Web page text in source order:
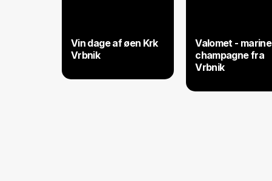
Vin dage af øen Krk
Vrbnik
Valomet - marine
champagne fra
Vrbnik